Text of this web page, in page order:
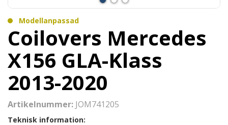
Modellanpassad
Coilovers Mercedes
X156 GLA-Klass
2013-2020
Artikelnummer: JOM741205
Teknisk information: